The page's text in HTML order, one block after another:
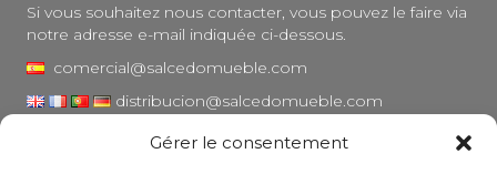
Gérer le consentement
Si vous souhaitez nous contacter, vous pouvez le faire via
notre adresse e-mail indiquée ci-dessous.
comercial@salcedomueble.com
distribucion@salcedomueble.com
1, rue Arturo San Juan - Viana, Navarre (31230)